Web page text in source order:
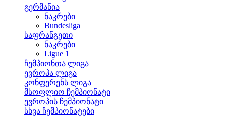
გერმანია
ნაკრები
Bundesliga
საფრანგეთი
ნაკრები
Ligue 1
ჩემპიონთა ლიგა
ევროპა ლიგა
კონფერენს ლიგა
მსოფლიო ჩემპიონატი
ევროპის ჩემპიონატი
სხვა ჩემპიონატები